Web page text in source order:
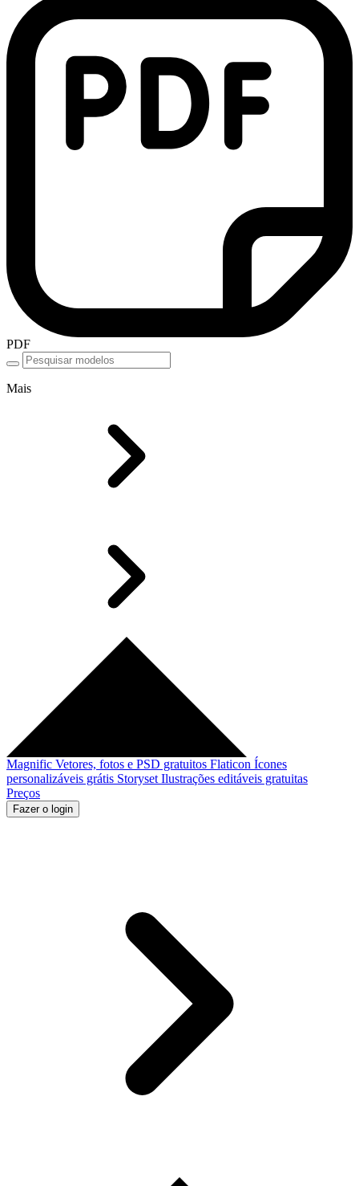
PDF
Mais
Magnific Vetores, fotos e PSD gratuitos Flaticon Ícones
personalizáveis grátis Storyset Ilustrações editáveis gratuitas
Preços
Fazer o login